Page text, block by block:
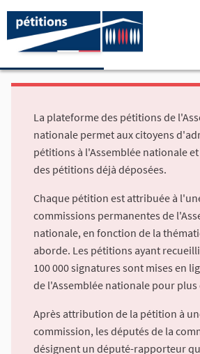
La plateforme des pétitions de
nationale permet aux citoyens
pétitions à l'Assemblée nationale
des pétitions déjà déposées.
Chaque pétition est attribuée à
commissions permanentes de
nationale, en fonction de la
aborde. Les pétitions ayant
100 000 signatures sont mises en
de l'Assemblée nationale pour
Après attribution de la pétition à
commission, les députés de la
désignent un député-rapporteur